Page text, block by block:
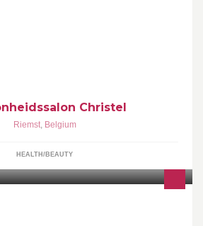
Christel
Riemst, Belgium
HEALTH/BEAUTY